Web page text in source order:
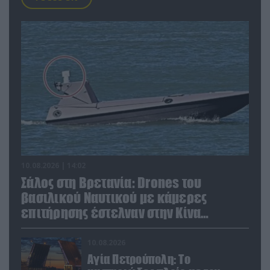
Σάλος στη Βρετανία: Drones του
βασιλικού Ναυτικού με κάμερες
επιτήρησης έστελναν στην Κίνα
απόρρητες πληροφορίες!
Αγία Πετρούπολη: Το